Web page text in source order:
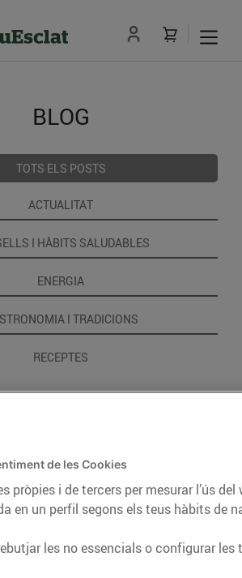
BLOG
TOTS ELS POSTS
ACTUALITAT
I HÀBITS SALUDABLES
ENERGIA
I TRADICIONS
RECEPTES
de les Cookies
pròpies i de tercers per mesurar l’ús
en un perfil segons els teus hàbits de
les no essencials o configurar les